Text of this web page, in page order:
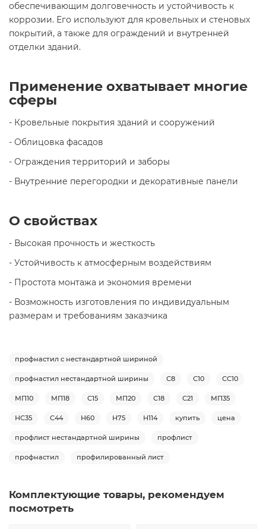
обеспечивающим долговечность и устойчивость к
коррозии. Его используют для кровельных и стеновых
покрытий, а также для ограждений и внутренней
отделки зданий.
Применение охватывает многие
сферы
- Кровельные покрытия зданий и сооружений
- Облицовка фасадов
- Ограждения территорий и заборы
- Внутренние перегородки и декоративные панели
О свойствах
- Высокая прочность и жесткость
- Устойчивость к атмосферным воздействиям
- Простота монтажа и экономия времени
- Возможность изготовления по индивидуальным
размерам и требованиям заказчика
профнастил с нестандартной шириной
профнастил нестандартной ширины С8 С10 СС10
МП10 МП18 С15 МП20 С18 С21 МП35
НС35 С44 Н60 Н75 Н114 купить цена
профлист нестандартной ширины профлист
профнастил профилированный лист
Комплектующие товары, рекомендуем
посмотреть